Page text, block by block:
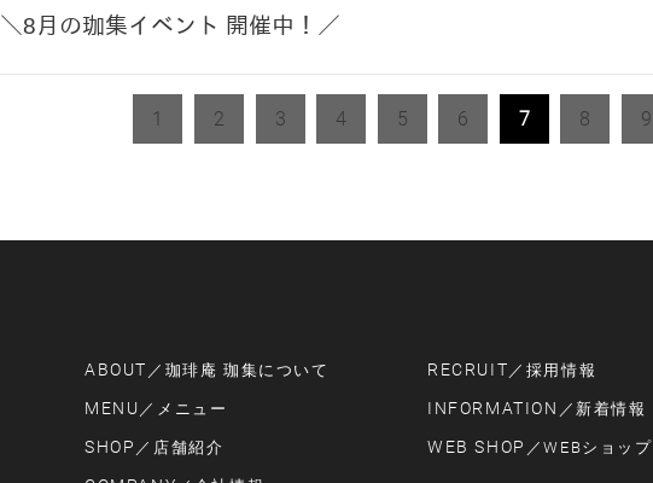
＼8月の珈集イベント 開催中！／
1 2 3 4 5 6 7 8 9
ABOUT ／珈琲庵 珈集について RECRUIT ／採用情報
MENU ／メニュー INFORMATION ／新着情報
SHOP ／店舗紹介 WEB SHOP ／WEBショップ